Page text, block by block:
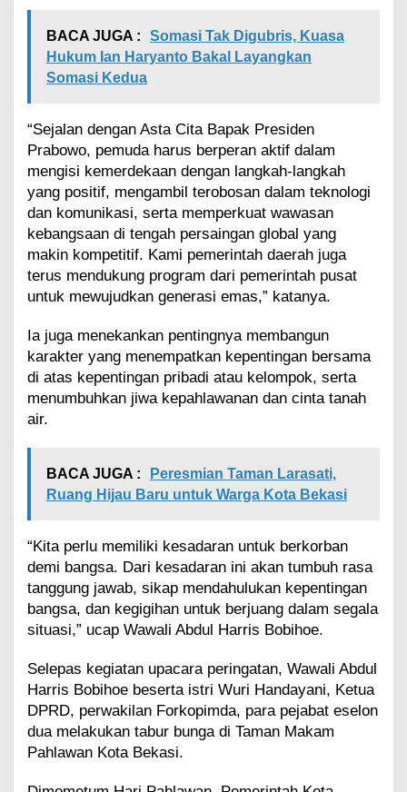
a
n
BACA JUGA :
Somasi Tak Digubris, Kuasa
Hukum Ian Haryanto Bakal Layangkan
Somasi Kedua
“Sejalan dengan Asta Cita Bapak Presiden
Prabowo, pemuda harus berperan aktif dalam
mengisi kemerdekaan dengan langkah-langkah
yang positif, mengambil terobosan dalam teknologi
dan komunikasi, serta memperkuat wawasan
kebangsaan di tengah persaingan global yang
makin kompetitif. Kami pemerintah daerah juga
terus mendukung program dari pemerintah pusat
untuk mewujudkan generasi emas,” katanya.
Ia juga menekankan pentingnya membangun
karakter yang menempatkan kepentingan bersama
di atas kepentingan pribadi atau kelompok, serta
menumbuhkan jiwa kepahlawanan dan cinta tanah
air.
BACA JUGA :
Peresmian Taman Larasati,
Ruang Hijau Baru untuk Warga Kota Bekasi
“Kita perlu memiliki kesadaran untuk berkorban
demi bangsa. Dari kesadaran ini akan tumbuh rasa
tanggung jawab, sikap mendahulukan kepentingan
bangsa, dan kegigihan untuk berjuang dalam segala
situasi,” ucap Wawali Abdul Harris Bobihoe.
Selepas kegiatan upacara peringatan, Wawali Abdul
Harris Bobihoe beserta istri Wuri Handayani, Ketua
DPRD, perwakilan Forkopimda, para pejabat eselon
dua melakukan tabur bunga di Taman Makam
Pahlawan Kota Bekasi.